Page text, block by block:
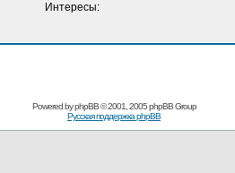
Интересы:
Powered byphpBB© 2001, 2005 phpBB Group
Русская поддержка phpBB